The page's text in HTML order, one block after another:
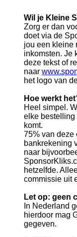
Wil je Kleine
Zorg er dan
doet via de
jou een kleine
inkomsten. Je
deze tekst of
naar
het logo van
Hoe werkt
Heel simpel.
elke bestelling
komt.
75% van deze
bankrekening
naar
hetzelfde.
commissie uit
Let op: geen
In Nederland
hierdoor mag
gegeven.